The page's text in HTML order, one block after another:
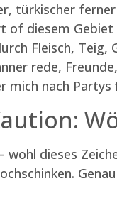
türkischer
of diesem
Fleisch,
rede,
mich nach Partys
dieses